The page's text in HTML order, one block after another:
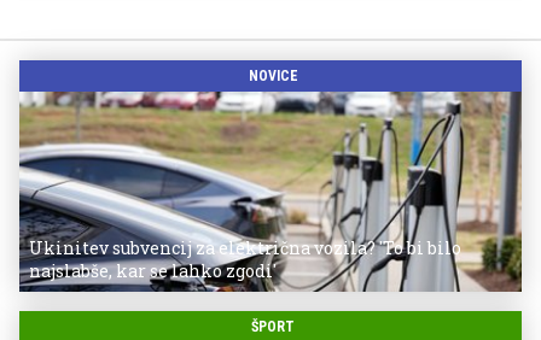
NOVICE
Ukinitev subvencij za električna vozila? 'To bi bilo
najslabše, kar se lahko zgodi'
ŠPORT